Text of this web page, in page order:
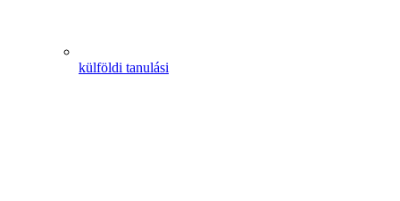
külföldi tanulási